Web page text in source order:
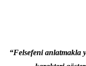
“Felsefeni anlatmakla